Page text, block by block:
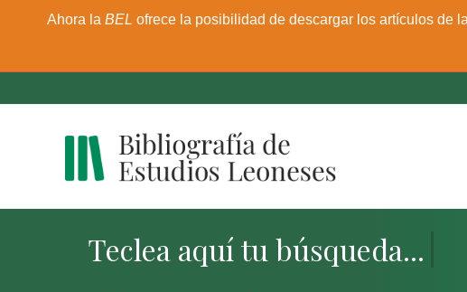
Ahora la BEL ofrece la posibilidad de descargar los artículos de